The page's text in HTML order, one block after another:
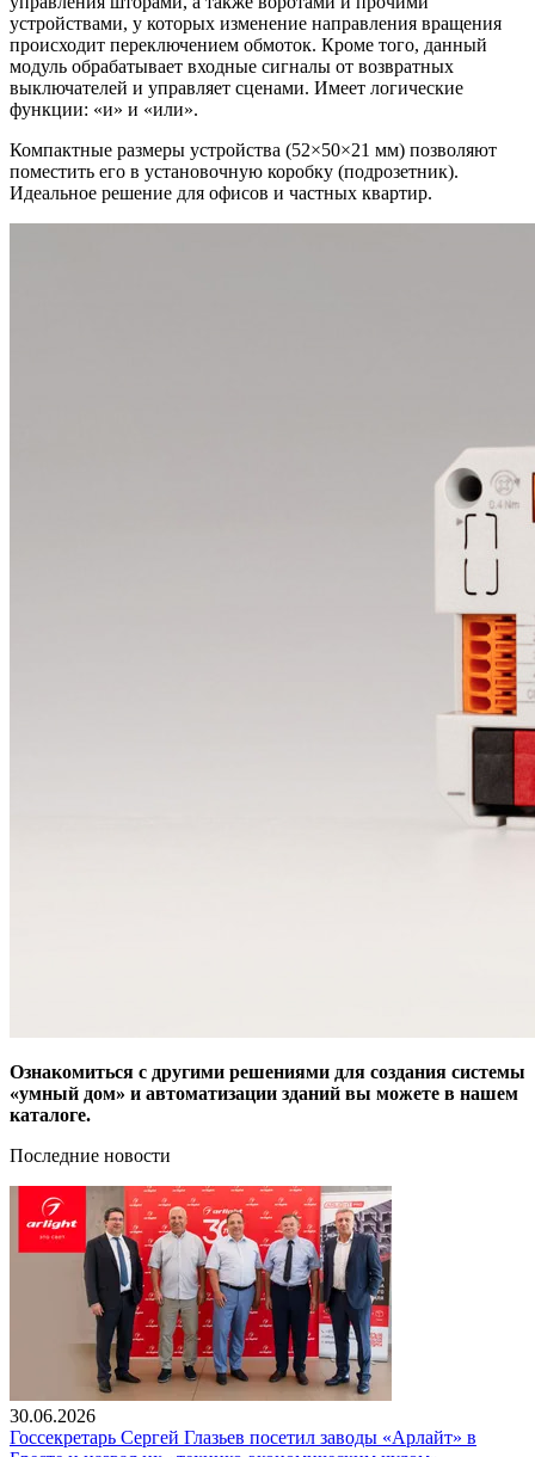
устройствами, у которых изменение направления вращения
происходит переключением обмоток. Кроме того, данный
модуль обрабатывает входные сигналы от возвратных
выключателей и управляет сценами. Имеет логические
функции: «и» и «или».
Компактные размеры устройства (52×50×21 мм) позволяют
поместить его в установочную коробку (подрозетник).
Идеальное решение для офисов и частных квартир.
Ознакомиться с другими решениями для создания системы
«умный дом» и автоматизации зданий вы можете в нашем
каталоге.
Последние новости
30.06.2026
Госсекретарь Сергей Глазьев посетил заводы «Арлайт» в